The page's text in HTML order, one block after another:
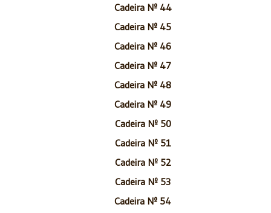
Cadeira Nº 44
Cadeira Nº 45
Cadeira Nº 46
Cadeira Nº 47
Cadeira Nº 48
Cadeira Nº 49
Cadeira Nº 50
Cadeira Nº 51
Cadeira Nº 52
Cadeira Nº 53
Cadeira Nº 54